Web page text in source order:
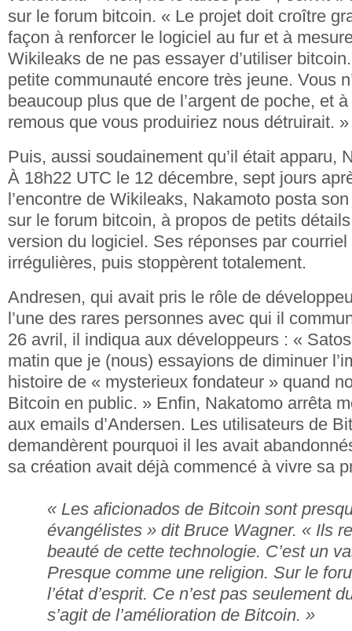
sur le forum bitcoin. « Le projet doit croître
façon à renforcer le logiciel au fur et à
Wikileaks de ne pas essayer d’utiliser
petite communauté encore très jeune. Vous
beaucoup plus que de l’argent de poche, et
remous que vous produiriez nous détruirait. »
Puis, aussi soudainement qu’il était apparu,
À 18h22 UTC le 12 décembre, sept jours
l’encontre de Wikileaks, Nakamoto posta
sur le forum bitcoin, à propos de petits
version du logiciel. Ses réponses par
irrégulières, puis stoppèrent totalement.
Andresen, qui avait pris le rôle de
l’une des rares personnes avec qui il
26 avril, il indiqua aux développeurs : «
matin que je (nous) essayions de diminuer
histoire de « mysterieux fondateur » quand
Bitcoin en public. » Enfin, Nakatomo arrêta
aux emails d’Andersen. Les utilisateurs de
demandèrent pourquoi il les avait
sa création avait déjà commencé à vivre sa
« Les aficionados de Bitcoin sont
évangélistes » dit Bruce Wagner. « Ils
beauté de cette technologie. C’est un
Presque comme une religion. Sur le
l’état d’esprit. Ce n’est pas seulement
s’agit de l’amélioration de Bitcoin. »